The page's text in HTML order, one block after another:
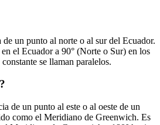
un punto al norte o al sur del Ecuador.
el Ecuador a 90° (Norte o Sur) en los
se llaman paralelos.
de un punto al este o al oeste de un
como el Meridiano de Greenwich. Es